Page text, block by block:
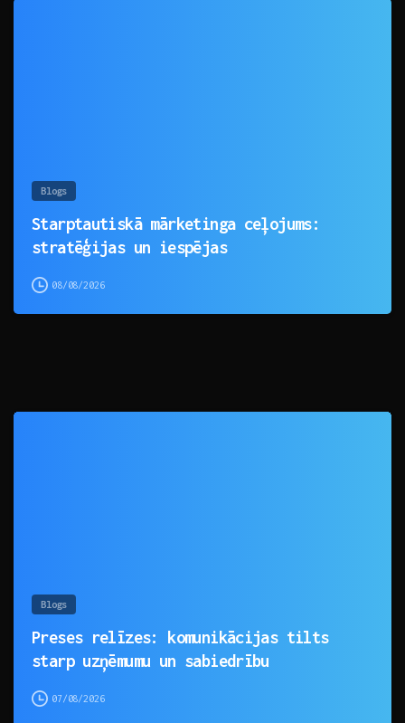
Blogs
Starptautiskā mārketinga ceļojums:
stratēģijas un iespējas
08/08/2026
Blogs
Preses relīzes: komunikācijas tilts
starp uzņēmumu un sabiedrību
07/08/2026